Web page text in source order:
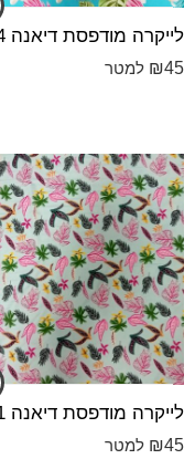
לייקרה מודפס⁩ת דיאנה 14
₪45 למטר
לייקרה מודפס⁩ת דיאנה 11
₪45 למטר